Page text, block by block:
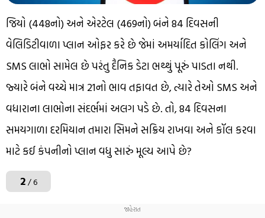
જિયો (₹448નો) અને એરટેલ (₹469નો) બંને 84 દિવસની
વેલિડિટીવાળા પ્લાન ઓફર કરે છે જેમાં અમર્યાદિત કોલિંગ અને
SMS લાભો સામેલ છે પરંતુ દૈનિક ડેટા ભથ્થું પૂરું પાડતા નથી.
જ્યારે બંને વચ્ચે માત્ર ₹21નો ભાવ તફાવત છે, ત્યારે તેઓ SMS અને
વધારાના લાભોના સંદર્ભમાં અલગ પડે છે. તો, 84 દિવસના
સમયગાળા દરમિયાન તમારા સિમને સક્રિય રાખવા અને કૉલ કરવા
માટે કઈ કંપનીનો પ્લાન વધુ સારું મૂલ્ય આપે છે?
2/ 6